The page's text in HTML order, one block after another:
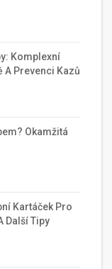
Komplexní
A Prevenci Kazů
Okamžitá
Kartáček Pro
Další Tipy